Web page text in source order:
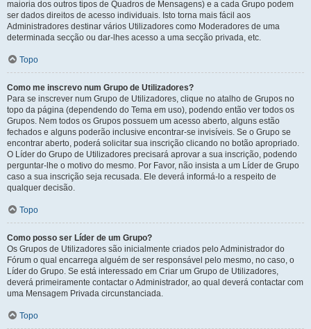
maioria dos outros tipos de Quadros de Mensagens) e a cada Grupo podem
ser dados direitos de acesso individuais. Isto torna mais fácil aos
Administradores destinar vários Utilizadores como Moderadores de uma
determinada secção ou dar-lhes acesso a uma secção privada, etc.
Topo
Como me inscrevo num Grupo de Utilizadores?
Para se inscrever num Grupo de Utilizadores, clique no atalho de Grupos no
topo da página (dependendo do Tema em uso), podendo então ver todos os
Grupos. Nem todos os Grupos possuem um acesso aberto, alguns estão
fechados e alguns poderão inclusive encontrar-se invisíveis. Se o Grupo se
encontrar aberto, poderá solicitar sua inscrição clicando no botão apropriado.
O Líder do Grupo de Utilizadores precisará aprovar a sua inscrição, podendo
perguntar-lhe o motivo do mesmo. Por Favor, não insista a um Líder de Grupo
caso a sua inscrição seja recusada. Ele deverá informá-lo a respeito de
qualquer decisão.
Topo
Como posso ser Líder de um Grupo?
Os Grupos de Utilizadores são inicialmente criados pelo Administrador do
Fórum o qual encarrega alguém de ser responsável pelo mesmo, no caso, o
Líder do Grupo. Se está interessado em Criar um Grupo de Utilizadores,
deverá primeiramente contactar o Administrador, ao qual deverá contactar com
uma Mensagem Privada circunstanciada.
Topo